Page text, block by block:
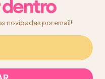
novidades por email!